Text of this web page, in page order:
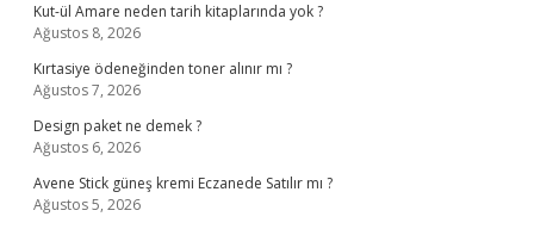
Kut-ül Amare neden tarih kitaplarında yok ?
Ağustos 8, 2026
Kırtasiye ödeneğinden toner alınır mı ?
Ağustos 7, 2026
Design paket ne demek ?
Ağustos 6, 2026
Avene Stick güneş kremi Eczanede Satılır mı ?
Ağustos 5, 2026